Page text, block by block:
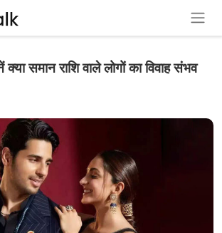
समान राशि वाले लोगों का विवाह संभव